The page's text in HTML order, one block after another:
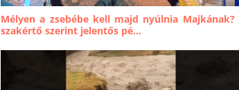
Mélyen a zsebébe kell majd nyúlnia Majkának?
szakértő szerint jelentős pé...